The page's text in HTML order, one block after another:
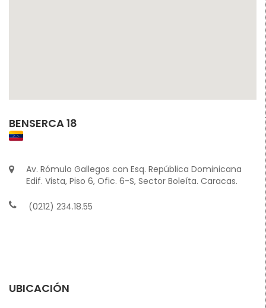
BENSERCA 18
Av. Rómulo Gallegos con Esq. República Dominicana
Edif. Vista, Piso 6, Ofic. 6-S, Sector Boleíta. Caracas.
(0212) 234.18.55
UBICACIÓN